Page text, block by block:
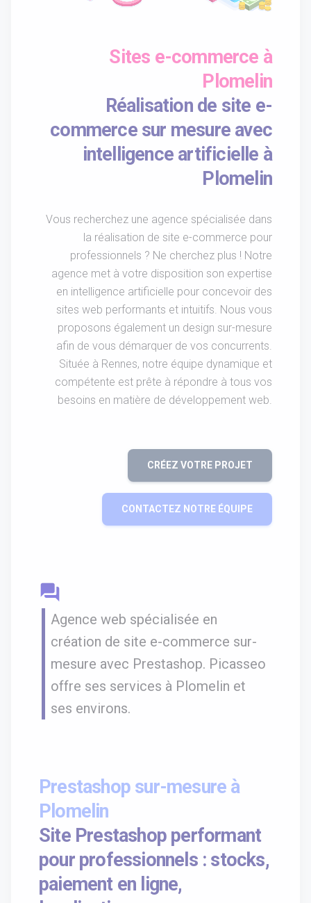
Sites e-commerce à
Plomelin
Réalisation de site e-
commerce sur mesure avec
intelligence artificielle à
Plomelin
Vous recherchez une agence spécialisée dans
la réalisation de site e-commerce pour
professionnels ? Ne cherchez plus ! Notre
agence met à votre disposition son expertise
en intelligence artificielle pour concevoir des
sites web performants et intuitifs. Nous vous
proposons également un design sur-mesure
afin de vous démarquer de vos concurrents.
Située à Rennes, notre équipe dynamique et
compétente est prête à répondre à tous vos
besoins en matière de développement web.
CRÉEZ VOTRE PROJET
CONTACTEZ NOTRE ÉQUIPE
question_answer
Agence web spécialisée en
création de site e-commerce sur-
mesure avec Prestashop. Picasseo
offre ses services à Plomelin et
ses environs.
Prestashop sur-mesure à
Plomelin
Site Prestashop performant
pour professionnels : stocks,
paiement en ligne,